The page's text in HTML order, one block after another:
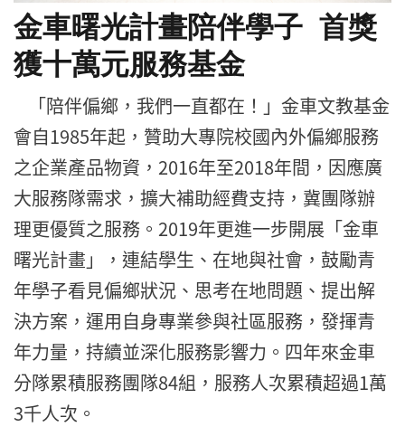
金車曙光計畫陪伴學子 首獎
獲十萬元服務基金
「陪伴偏鄉，我們一直都在！」金車文教基金
會自1985年起， 贊助大專院校國內外偏鄉服務
之企業產品物資，2016年至2018年間，因應廣
大服務隊需求，擴大補助經費支持， 冀團隊辦
理更優質之服務。2019年更進一步開展「金車
曙光計畫」，連結學生、在地與社會， 鼓勵青
年學子看見偏鄉狀況、思考在地問題、提出解
決方案， 運用自身專業參與社區服務，發揮青
年力量， 持續並深化服務影響力。四年來金車
分隊累積服務團隊84組， 服務人次累積超過1萬
3千人次。